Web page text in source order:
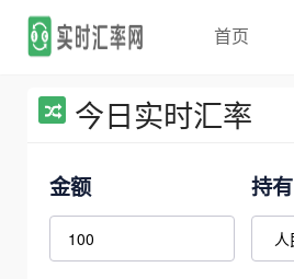
首页
今日实时汇率
金额 持有